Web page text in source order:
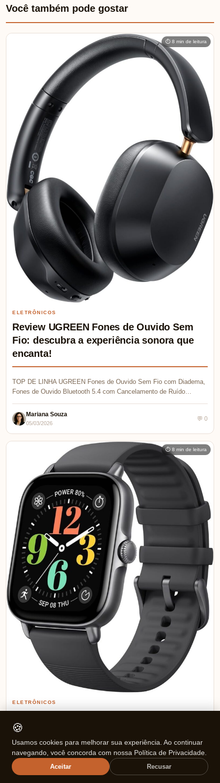
Você também pode gostar
⏱ 8 min de leitura
ELETRÔNICOS
Review UGREEN Fones de Ouvido Sem
Fio: descubra a experiência sonora que
encanta!
TOP DE LINHA UGREEN Fones de Ouvido Sem Fio com Diadema,
Fones de Ouvido Bluetooth 5.4 com Cancelamento de Ruído…
Mariana Souza
05/03/2026
💬 0
⏱ 8 min de leitura
ELETRÔNICOS
Que Este Smartwatch É Imperdível!
TOP DE LINHA Relógio Amazfit Gts 4 Mini New Smartwatch Com
Alexa Original 1.75 (Black) Ver na Amazon ⭐ Avaliação…
🍪
Usamos cookies para melhorar sua experiência. Ao continuar
navegando, você concorda com nossa Política de Privacidade.
Aceitar Recusar